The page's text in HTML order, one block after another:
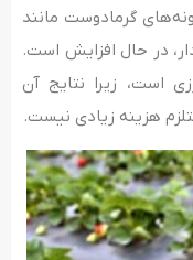
گرمادوست مانند
در حال افزایش است.
است، زیرا نتایج آن
هزینه زیادی نیست.